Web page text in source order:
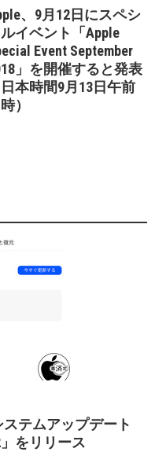
、9月12日にスペシ
イベント「Apple
Event September
」を開催すると発表
日本時間9月13日午前
）
ステムアップデート
」をリリース